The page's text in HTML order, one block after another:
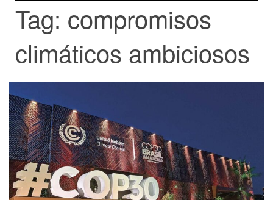
Tag: compromisos
climáticos ambiciosos